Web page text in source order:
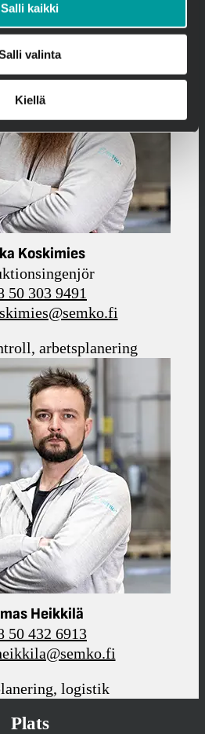
Salli kaikki
valinta
Kiellä
Koskimies
50 303 9491
arbetsplanering
Heikkilä
50 432 6913
logistik
Plats